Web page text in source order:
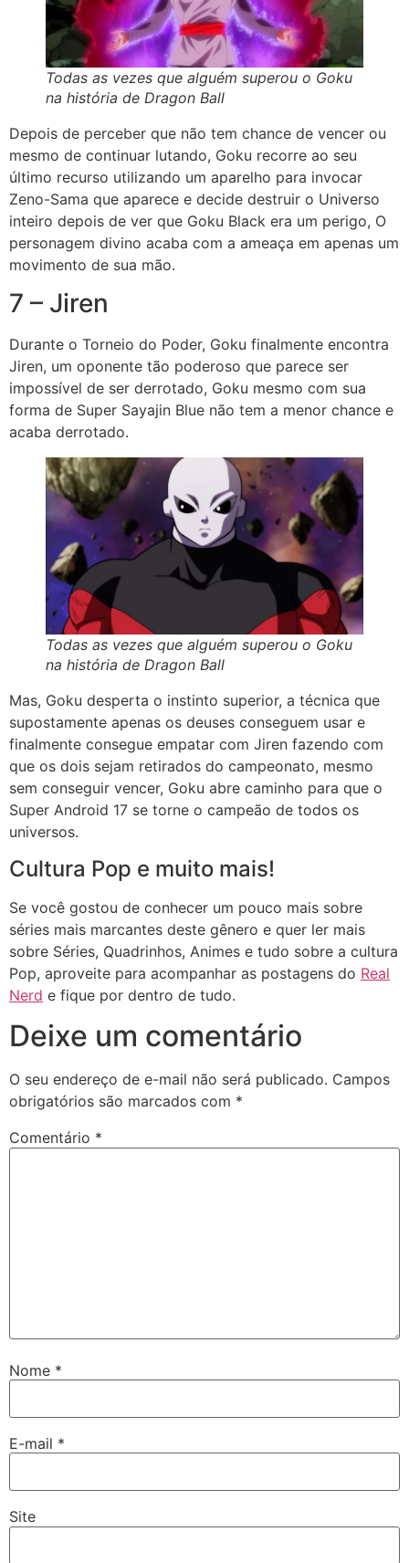
Todas as vezes que alguém superou o Goku
na história de Dragon Ball
Depois de perceber que não tem chance de vencer ou
mesmo de continuar lutando, Goku recorre ao seu
último recurso utilizando um aparelho para invocar
Zeno-Sama que aparece e decide destruir o Universo
inteiro depois de ver que Goku Black era um perigo, O
personagem divino acaba com a ameaça em apenas um
movimento de sua mão.
7 – Jiren
Durante o Torneio do Poder, Goku finalmente encontra
Jiren, um oponente tão poderoso que parece ser
impossível de ser derrotado, Goku mesmo com sua
forma de Super Sayajin Blue não tem a menor chance e
acaba derrotado.
Todas as vezes que alguém superou o Goku
na história de Dragon Ball
Mas, Goku desperta o instinto superior, a técnica que
supostamente apenas os deuses conseguem usar e
finalmente consegue empatar com Jiren fazendo com
que os dois sejam retirados do campeonato, mesmo
sem conseguir vencer, Goku abre caminho para que o
Super Android 17 se torne o campeão de todos os
universos.
Cultura Pop e muito mais!
Se você gostou de conhecer um pouco mais sobre
séries mais marcantes deste gênero e quer ler mais
sobre Séries, Quadrinhos, Animes e tudo sobre a cultura
Pop, aproveite para acompanhar as postagens do Real
Nerd e fique por dentro de tudo.
Deixe um comentário
O seu endereço de e-mail não será publicado. Campos
obrigatórios são marcados com *
Comentário *
Nome *
E-mail *
Site